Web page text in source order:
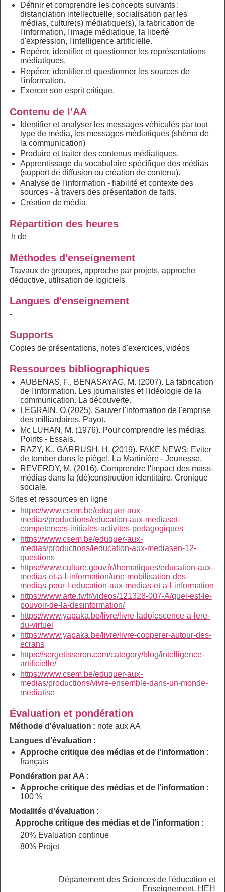
Définir et comprendre les concepts suivants :
distanciation intellectuelle, socialisation par les
médias, culture(s) médiatique(s), la fabrication de
l'information, l'image médiatique, la liberté
d'expression, l'intelligence artificielle.
Repérer, identifier et questionner les représentations
médiatiques.
Repérer, identifier et questionner les sources de
l'information.
Exercer son esprit critique.
Contenu de l'AA
Identifier et analyser les messages véhiculés par tout
type de média, les messages médiatiques (shéma de
la communication)
Produire et traiter des contenus médiatiques.
Apprentissage du vocabulaire spécifique des médias
(support de diffusion ou création de contenu).
Analyse de l'information - fiabilité et contexte des
sources - à travers des présentation de faits.
Création de média.
Répartition des heures
h de
Méthodes d'enseignement
Travaux de groupes, approche par projets, approche
déductive, utilisation de logiciels
Langues d'enseignement
-
Supports
Copies de présentations, notes d'exercices, vidéos
Ressources bibliographiques
AUBENAS, F., BENASAYAG, M. (2007). La fabrication
de l'information. Les journalistes et l'idéologie de la
communication. La découverte.
LEGRAIN, O.(2025). Sauver l'information de l'emprise
des milliardaires. Payot.
Mc LUHAN, M. (1976). Pour comprendre les médias.
Points - Essais.
RAZY, K., GARRUSH, H. (2019). FAKE NEWS; Eviter
de tomber dans le piège!. La Martinière - Jeunesse.
REVERDY, M. (2016). Comprendre l'impact des mass-
médias dans la (dé)construction identitaire. Cronique
sociale.
Sites et ressources en ligne
https://www.csem.be/eduquer-aux-
medias/productions/education-aux-mediaset-
competences-initiales-activites-pedagogiques
https://www.csem.be/eduquer-aux-
medias/productions/leducation-aux-mediasen-12-
questions
https://www.culture.gouv.fr/thematiques/education-aux-
medias-et-a-l-information/une-mobilisation-des-
medias-pour-l-education-aux-medias-et-a-l-information
https://www.arte.tv/fr/videos/121328-007-A/quel-est-le-
pouvoir-de-la-desinformation/
https://www.yapaka.be/livre/livre-ladolescence-a-lere-
du-virtuel
https://www.yapaka.be/livre/livre-cooperer-autour-des-
ecrans
https://sergetisseron.com/category/blog/intelligence-
artificielle/
https://www.csem.be/eduquer-aux-
medias/productions/vivre-ensemble-dans-un-monde-
mediatise
Évaluation et pondération
Méthode d'évaluation : note aux AA
Langues d'évaluation :
Approche critique des médias et de l'information :
français
Pondération par AA :
Approche critique des médias et de l'information :
100 %
Modalités d'évaluation :
Approche critique des médias et de l'information :
20% Evaluation continue
80% Projet
Département des Sciences de l'éducation et
Enseignement, HEH